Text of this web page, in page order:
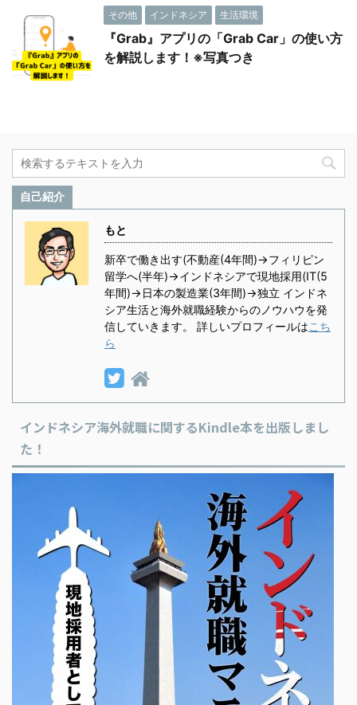
その他 インドネシア 生活環境
『Grab』アプリの「Grab Car」の使い方
を解説します！※写真つき
自己紹介
もと
新卒で働き出す(不動産(4年間)→フィリピン
留学へ(半年)→インドネシアで現地採用(IT(5
年間)→日本の製造業(3年間)→独立 インドネ
シア生活と海外就職経験からのノウハウを発
信していきます。 詳しいプロフィールはこち
ら
インドネシア海外就職に関するKindle本を出版しまし
た！